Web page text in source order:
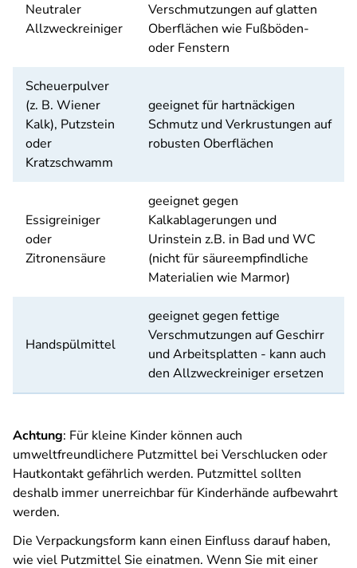
Neutraler
Allzweckreiniger
Verschmutzungen auf glatten
Oberflächen wie Fußböden-
oder Fenstern
Scheuerpulver
(z. B. Wiener
Kalk), Putzstein
oder
Kratzschwamm
geeignet für hartnäckigen
Schmutz und Verkrustungen auf
robusten Oberflächen
Essigreiniger
oder
Zitronensäure
geeignet gegen
Kalkablagerungen und
Urinstein z.B. in Bad und WC
(nicht für säureempfindliche
Materialien wie Marmor)
Handspülmittel
geeignet gegen fettige
Verschmutzungen auf Geschirr
und Arbeitsplatten - kann auch
den Allzweckreiniger ersetzen
Achtung: Für kleine Kinder können auch
umweltfreundlichere Putzmittel bei Verschlucken oder
Hautkontakt gefährlich werden. Putzmittel sollten
deshalb immer unerreichbar für Kinderhände aufbewahrt
werden.
Die Verpackungsform kann einen Einfluss darauf haben,
wie viel Putzmittel Sie einatmen. Wenn Sie mit einer